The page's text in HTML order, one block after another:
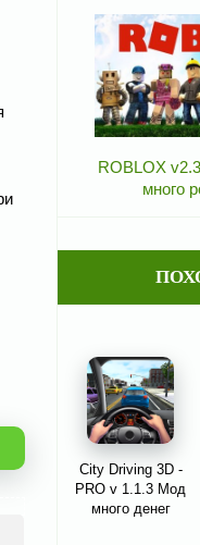
ROBLOX
много
City Driving 3D -
PRO v 1.1.3 Мод
много денег